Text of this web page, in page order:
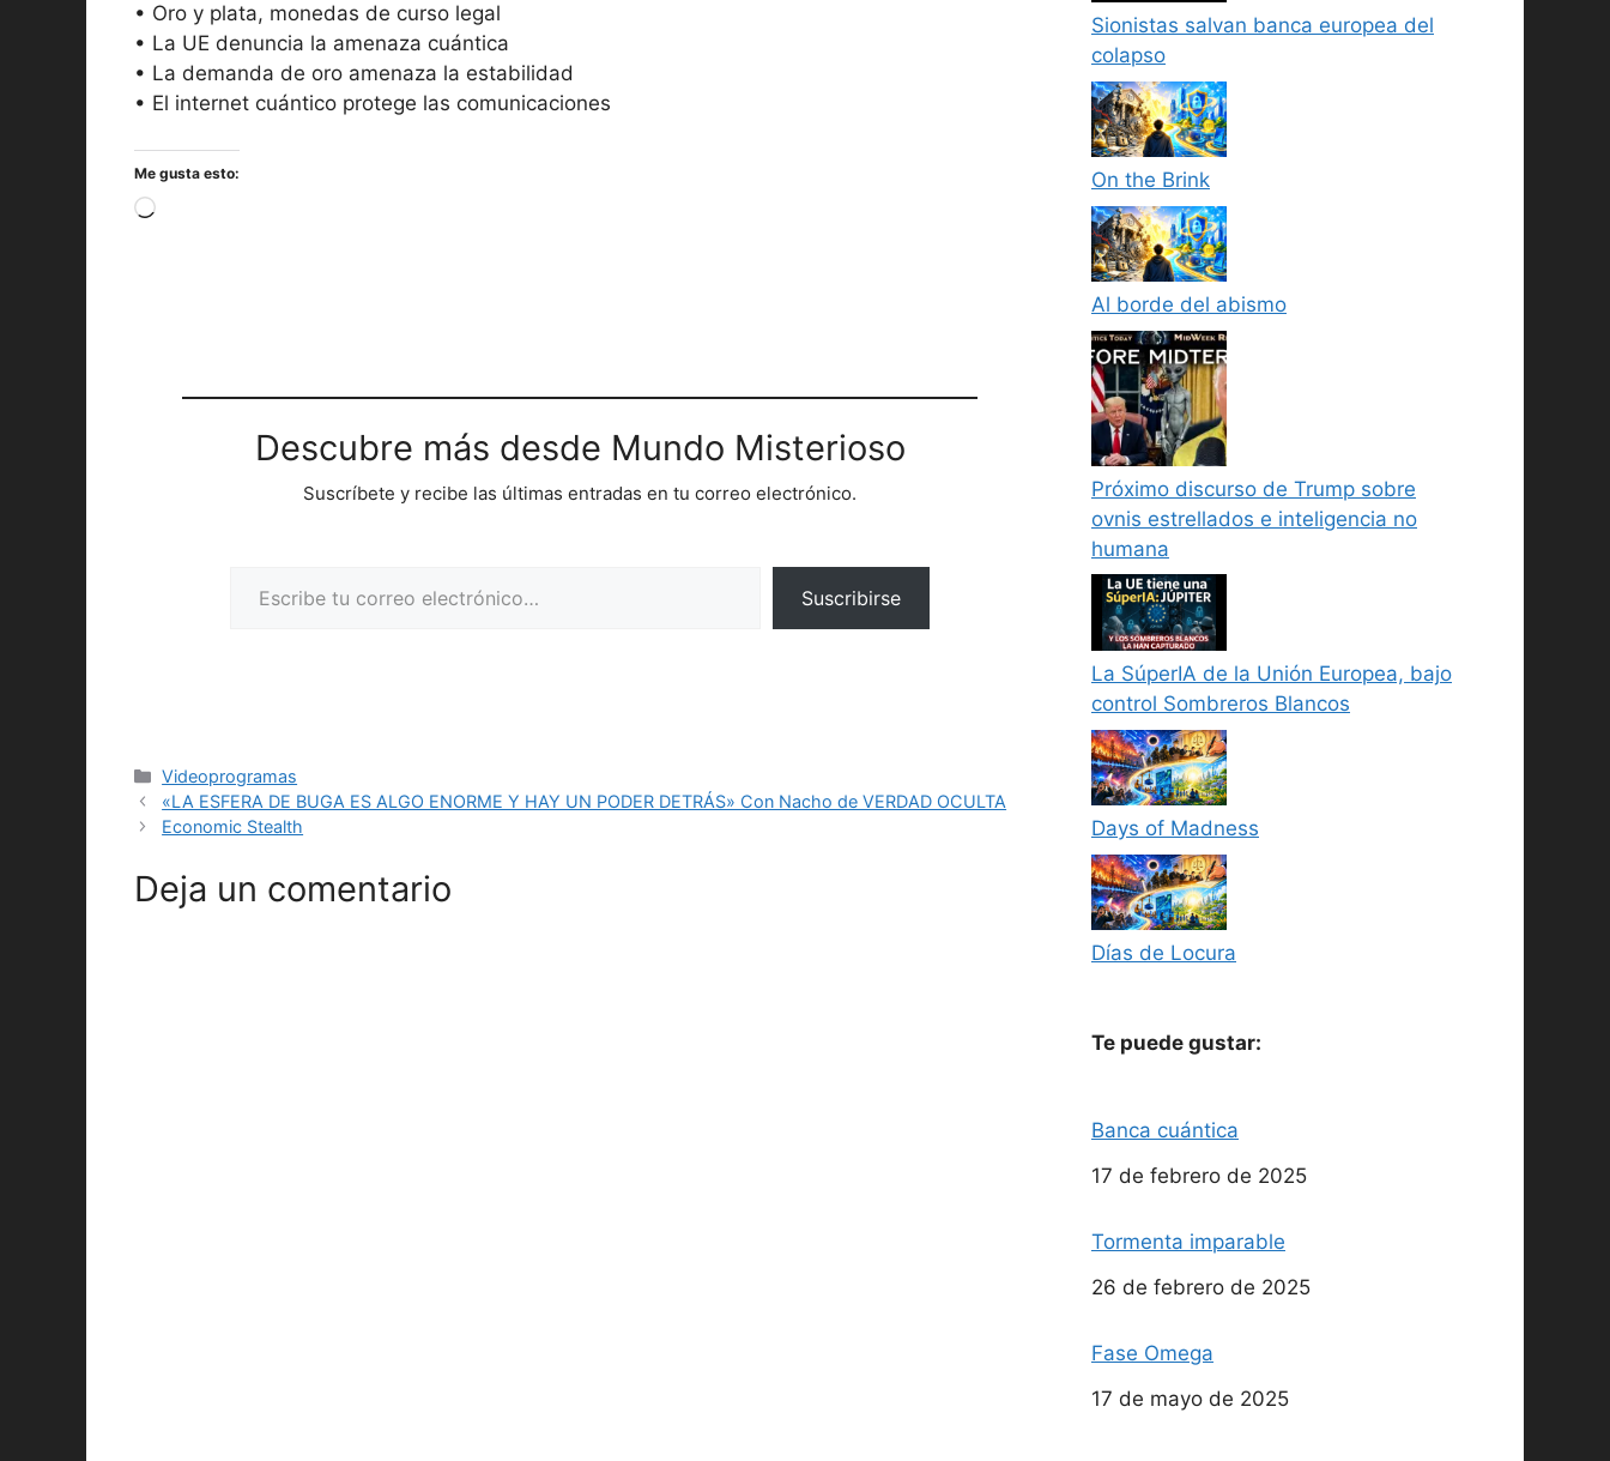
• Oro y plata, monedas de curso legal
• La UE denuncia la amenaza cuántica
• La demanda de oro amenaza la estabilidad
• El internet cuántico​ protege las comunicaciones
Me gusta esto:
Cargando...
Descubre más desde Mundo Misterioso
Suscríbete y recibe las últimas entradas en tu correo electrónico.
Suscribirse
Categorías
Videoprogramas
«LA ESFERA DE BUGA ES ALGO ENORME Y HAY UN PODER DETRÁS» Con Nacho de VERDAD OCULTA
Economic Stealth
Deja un comentario
Sionistas salvan banca europea del
colapso
On the Brink
Al borde del abismo
Próximo discurso de Trump sobre
ovnis estrellados e inteligencia no
humana
La SúperIA de la Unión Europea, bajo
control Sombreros Blancos
Days of Madness
Días de Locura
Te puede gustar:
Banca cuántica
Fecha
17 de febrero de 2025
Tormenta imparable
Fecha
26 de febrero de 2025
Fase Omega
Fecha
17 de mayo de 2025